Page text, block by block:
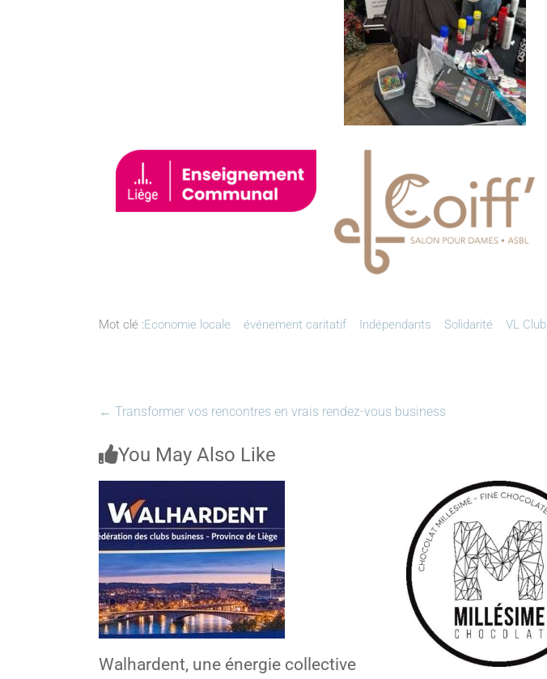
Mot clé :Economie locale événement caritatif Indépendants Solidarité VL Club
← Transformer vos rencontres en vrais rendez-vous business
You May Also Like
Walhardent, une énergie collective